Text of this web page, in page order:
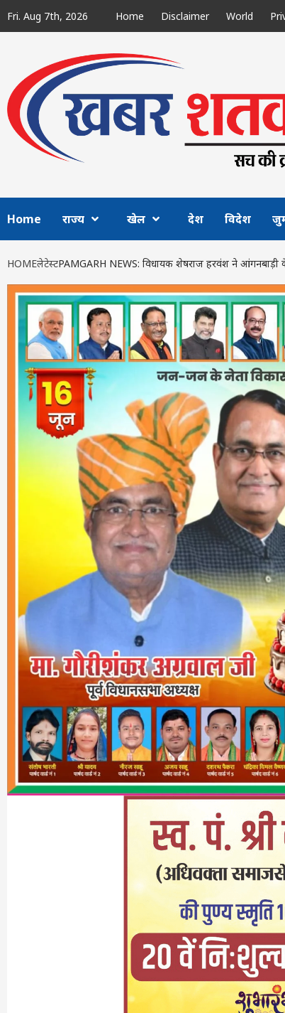
to
Fri. Aug 7th, 2026 Home Disclaimer World
Home राज्य खेल देश विदेश
HOMEलेटेस्टPAMGARH NEWS: विधायक शेषराज हरवंश ने आंगनबाड़ी